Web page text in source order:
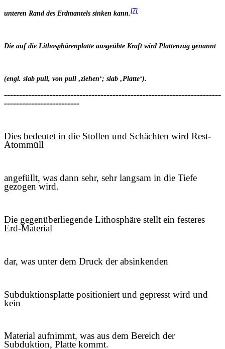
unteren Rand des Erdmantels sinken kann.[7]
Die auf die Lithosphärenplatte ausgeübte Kraft wird Plattenzug genannt
(engl. slab pull, von pull ‚ziehen‘; slab ‚Platte‘).
------------------------------------------------------------------------
-------------------------
Dies bedeutet in die Stollen und Schächten wird Rest-
Atommüll
angefüllt, was dann sehr, sehr langsam in die Tiefe
gezogen wird.
Die gegenüberliegende Lithosphäre stellt ein festeres
Erd-Material
dar, was unter dem Druck der absinkenden
Subduktionsplatte positioniert und gepresst wird und
kein
Material aufnimmt, was aus dem Bereich der
Subduktion, Platte kommt.